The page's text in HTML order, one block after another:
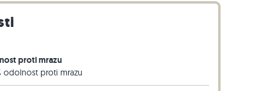
proti mrazu
odolnost proti mrazu